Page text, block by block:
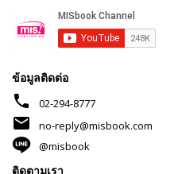
ข้อมูลติดต่อ
phone 02-294-8777
mail
no-reply@misbook.com
@misbook
ติดตามเรา